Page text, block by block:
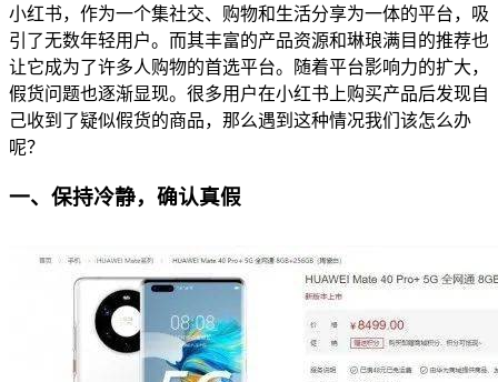
小红书，作为一个集社交、购物和生活分享为一体的平台，吸
引了无数年轻用户。而其丰富的产品资源和琳琅满目的推荐也
让它成为了许多人购物的首选平台。随着平台影响力的扩大，
假货问题也逐渐显现。很多用户在小红书上购买产品后发现自
己收到了疑似假货的商品，那么遇到这种情况我们该怎么办
呢？
一、保持冷静，确认真假